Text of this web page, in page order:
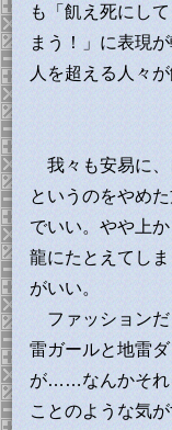
も「飢え死にし
まう！」に表現
人を超える人々
我々も安易に、
というのをやめ
でいい。やや上
龍にたとえてし
がいい。
ファッション
雷ガールと地雷
が……なんかそれ
ことのような気が